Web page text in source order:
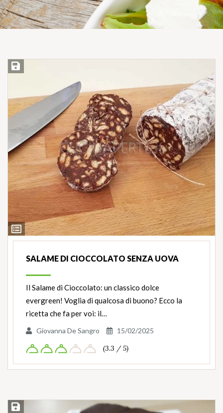
Ingredienti
Salva ricetta
SALAME DI CIOCCOLATO SENZA UOVA
Il Salame di Cioccolato: un classico dolce
evergreen! Voglia di qualcosa di buono? Ecco la
ricetta che fa per voi: il…
Giovanna De Sangro 15/02/2025
(3.3 / 5)
Salva ricetta